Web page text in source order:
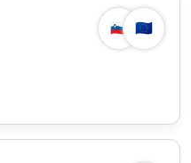
🇸🇮 🇪🇺